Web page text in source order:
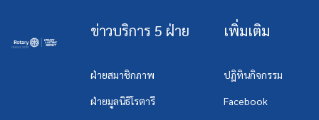
ข่าวบริการ 5 ฝ่าย
ฝ่ายสมาชิกภาพ
ฝ่ายมูลนิธิโรตารี
เพิ่มเติม
ปฏิทินกิจกรรม
Facebook